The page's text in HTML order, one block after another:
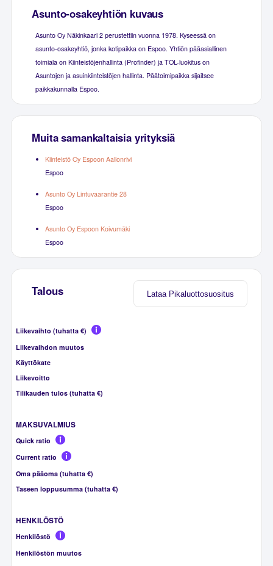
Asunto-osakeyhtiön kuvaus
Asunto Oy Näkinkaari 2 perustettiin vuonna 1978. Kyseessä on
asunto-osakeyhtiö, jonka kotipaikka on Espoo. Yhtiön pääasiallinen
toimiala on Kiinteistöjenhallinta (Profinder) ja TOL-luokitus on
Asuntojen ja asuinkiinteistöjen hallinta. Päätoimipaikka sijaitsee
paikkakunnalla Espoo.
Muita samankaltaisia yrityksiä
Kiinteistö Oy Espoon Aallonrivi
Espoo
Asunto Oy Lintuvaarantie 28
Espoo
Asunto Oy Espoon Koivumäki
Espoo
Lataa Pikaluottosuositus
Talous
Liikevaihto (tuhatta €)
Liikevaihdon muutos
Käyttökate
Liikevoitto
Tilikauden tulos (tuhatta €)
MAKSUVALMIUS
Quick ratio
Current ratio
Oma pääoma (tuhatta €)
Taseen loppusumma (tuhatta €)
HENKILÖSTÖ
Henkilöstö
Henkilöstön muutos